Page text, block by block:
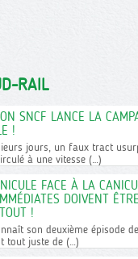
RAIL
SNCF LANCE LA
!
jours, un faux tract
à une vitesse (…)
FACE À LA
DOIVENT
!
son deuxième épisode
tout juste de (…)